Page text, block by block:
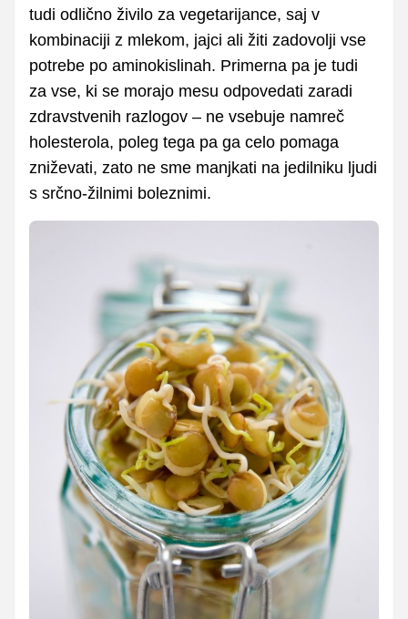
tudi odlično živilo za vegetarijance, saj v
kombinaciji z mlekom, jajci ali žiti zadovolji vse
potrebe po aminokislinah. Primerna pa je tudi
za vse, ki se morajo mesu odpovedati zaradi
zdravstvenih razlogov – ne vsebuje namreč
holesterola, poleg tega pa ga celo pomaga
zniževati, zato ne sme manjkati na jedilniku ljudi
s srčno-žilnimi boleznimi.